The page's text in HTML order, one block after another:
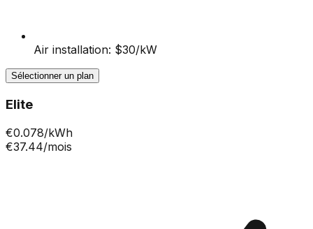
Air installation: $30/kW
Sélectionner un plan
Elite
€0.078/kWh
€37.44/mois